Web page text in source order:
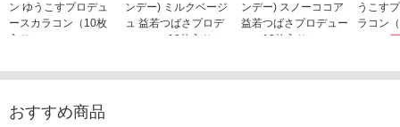
ン ゆうこすプロデュ
ースカラコン（10枚
入り）
ンデー) ミルクベージ
ュ 益若つばさプロデ
ュース（10枚入り）
ンデー) スノーココア
益若つばさプロデュー
ス（10枚入り）
うこす
ラコン
1,705
おすすめ商品